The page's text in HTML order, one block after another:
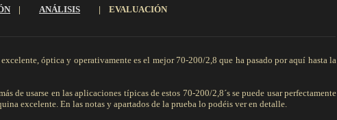
| ANÁLISIS | EVALUACIÓN
óptica y operativamente es el mejor 70-200/2,8 que ha pasado por aquí hasta la
de usarse en las aplicaciones típicas de estos 70-200/2,8´s se puede usar perfectamente
excelente. En las notas y apartados de la prueba lo podéis ver en detalle.